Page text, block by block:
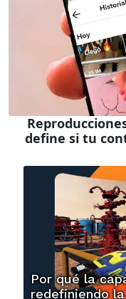
define si tu
Por qué la
redefiniendo